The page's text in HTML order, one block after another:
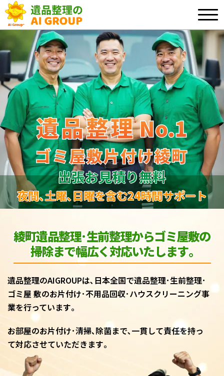
遺品整理No.1
ゴミ屋敷片付け綾町
遺品整理No.1
ゴミ屋敷片付け綾町
出張お見積り無料
夜間､土曜､日曜を含む24時間サポート
綾町遺品整理･生前整理からゴミ屋敷の
掃除まで幅広く対応いたします｡
遺品整理のAIGROUPは､日本全国で遺品整理･生前整理･
ゴミ屋 敷のお片付け･不用品回収･ハウスクリーニング事
業を行っています｡
お部屋のお片付け･清掃､除菌まで､一貫して責任を持っ
て対応させていただきます｡